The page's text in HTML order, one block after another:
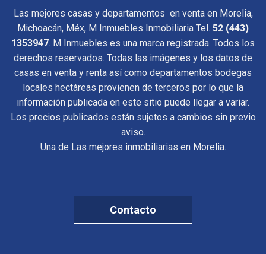
Las mejores casas y departamentos en venta en Morelia,
Michoacán, Méx, M Inmuebles Inmobiliaria Tel. 52 (443)
1353947. M Inmuebles es una marca registrada. Todos los
derechos reservados. Todas las imágenes y los datos de
casas en venta y renta así como departamentos bodegas
locales hectáreas provienen de terceros por lo que la
información publicada en este sitio puede llegar a variar.
Los precios publicados están sujetos a cambios sin previo
aviso.
Una de Las mejores inmobiliarias en Morelia.